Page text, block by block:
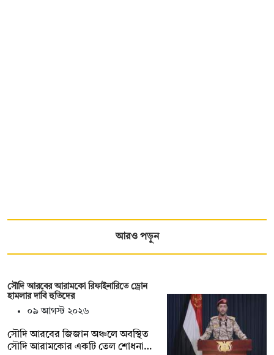
আরও পড়ুন
সৌদি আরবের আরামকো রিফাইনারিতে ড্রোন
হামলার দাবি হুতিদের
০৯ আগস্ট ২০২৬
সৌদি আরবের জিজান অঞ্চলে অবস্থিত
সৌদি আরামকোর একটি তেল শোধনা…